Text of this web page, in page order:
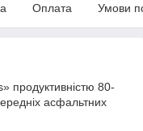
Оплата Умови
продуктивністю 80-
асфальтних